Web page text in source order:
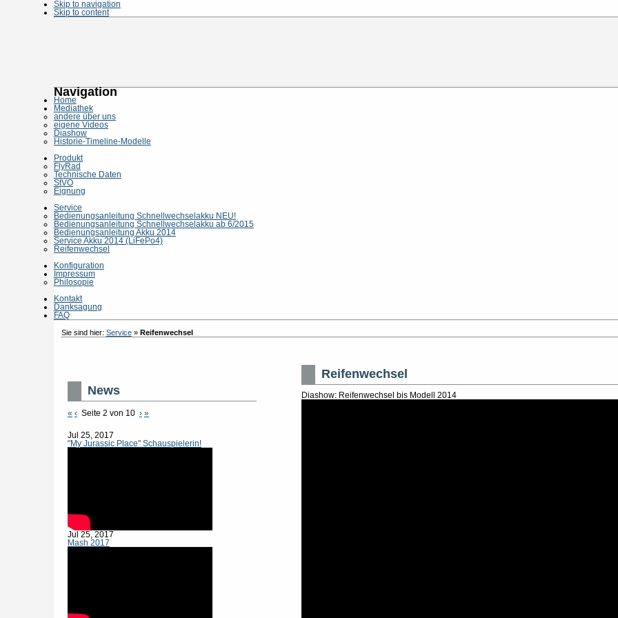
Skip to navigation
Skip to content
Navigation
Home
Mediathek
andere über uns
eigene Videos
Diashow
Historie-Timeline-Modelle
Produkt
FlyRad
Technische Daten
StVO
Eignung
Service
Bedienungsanleitung Schnellwechselakku NEU!
Bedienungsanleitung Schnellwechselakku ab 6/2015
Bedienungsanleitung Akku 2014
Service Akku 2014 (LiFePo4)
Reifenwechsel
Konfiguration
Impressum
Philosopie
Kontakt
Danksagung
FAQ
Sie sind hier: Service» Reifenwechsel
News
« ‹Seite 2 von 10 › »
Jul 25, 2017
"My Jurassic Place" Schauspielerin!
Jul 25, 2017
Mash 2017
Reifenwechsel
Diashow: Reifenwechsel bis Modell 2014